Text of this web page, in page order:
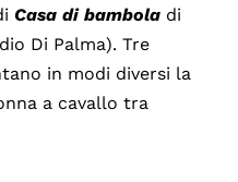
Casa di bambola di
Di Palma). Tre
in modi diversi la
a cavallo tra